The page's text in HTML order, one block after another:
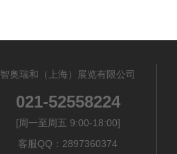
智奥瑞和（上海）展览有限公司
021-52558224
[周一至周五 9:00-18:00]
客服QQ：2897360374